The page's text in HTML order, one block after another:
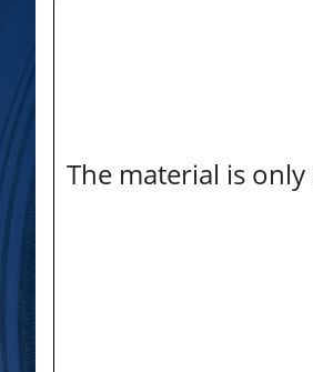
The material is